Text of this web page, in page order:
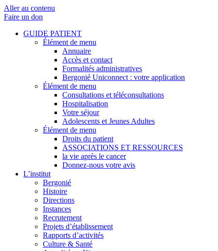
Aller au contenu
Faire un don
GUIDE PATIENT
Élément de menu
Annuaire
Accès et contact
Formalités administratives
Bergonié Uniconnect : votre application
Élément de menu
Consultations et téléconsultations
Hospitalisation
Votre séjour
Adolescents et Jeunes Adultes
Élément de menu
Droits du patient
ASSOCIATIONS ET RESSOURCES
la vie après le cancer
Donnez-nous votre avis
L’institut
Bergonié
Histoire
Directions
Instances
Recrutement
Projets d’établissement
Rapports d’activités
Culture & Santé